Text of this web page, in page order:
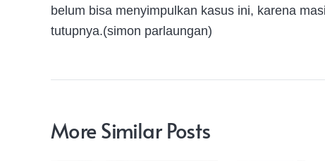
belum bisa menyimpulkan kasus ini, karena
tutupnya.(simon parlaungan)
More Similar Posts